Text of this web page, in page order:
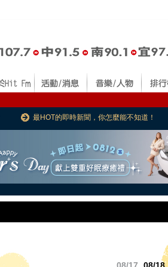
最HOT的即時新聞，你怎麼能不知道！